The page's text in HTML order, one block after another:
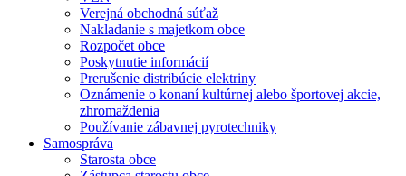
Verejná obchodná súťaž
Nakladanie s majetkom obce
Rozpočet obce
Poskytnutie informácií
Prerušenie distribúcie elektriny
Oznámenie o konaní kultúrnej alebo športovej akcie,
zhromaždenia
Používanie zábavnej pyrotechniky
Samospráva
Starosta obce